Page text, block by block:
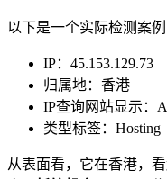
以下是一个实际检测案例
IP：45.153.129.73
归属地：香港
IP查询网站显示：
类型标签：Hosting
从表面看，它在香港，